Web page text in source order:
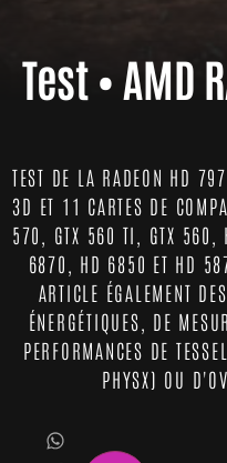
Test • AMD
TEST DE LA RADEON HD
3D ET 11 CARTES DE
570, GTX 560 TI, GTX
6870, HD 6850 ET HD
ARTICLE ÉGALEMENT
ÉNERGÉTIQUES, DE
PERFORMANCES DE
PHYSX) OU